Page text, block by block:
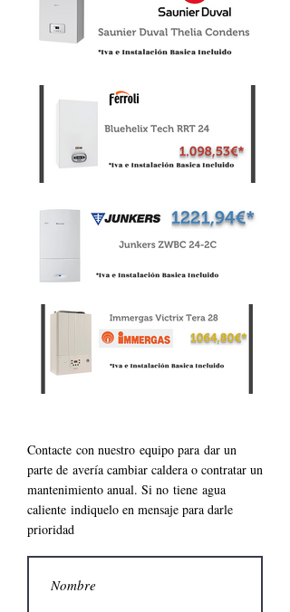
Contacte con nuestro equipo para dar un
parte de avería cambiar caldera o contratar un
mantenimiento anual. Si no tiene agua
caliente indiquelo en mensaje para darle
prioridad